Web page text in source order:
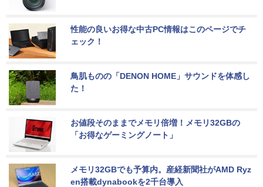
性能の良いお得な中古PC情報はこのページでチ
ェック！
鳥肌ものの「DENON HOME」サウンドを体感し
た！
お値段そのままでメモリ倍増！メモリ32GBの
「お得なゲーミングノート」
メモリ32GBでも予算内。産経新聞社がAMD Ryz
en搭載dynabookを2千台導入